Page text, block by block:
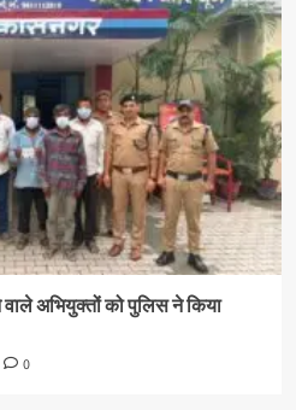
अभियुक्तों को पुलिस ने किया
0